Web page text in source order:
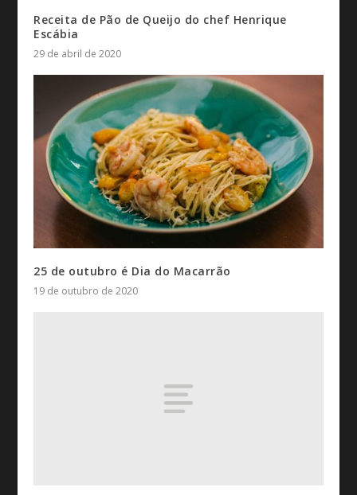
Receita de Pão de Queijo do chef Henrique
Escábia
29 de abril de 2020
25 de outubro é Dia do Macarrão
19 de outubro de 2020